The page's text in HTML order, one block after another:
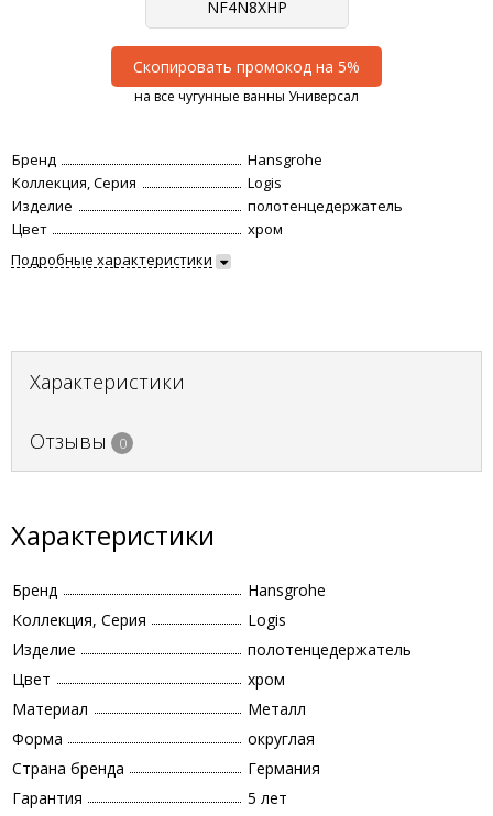
Скопировать промокод на 5%
на все чугунные ванны Универсал
Бренд
Hansgrohe
Коллекция, Серия
Logis
Изделие
полотенцедержатель
Цвет
хром
Подробные характеристики
Характеристики
Отзывы 0
Характеристики
Бренд
Hansgrohe
Коллекция, Серия
Logis
Изделие
полотенцедержатель
Цвет
хром
Материал
Металл
Форма
округлая
Страна бренда
Германия
Гарантия
5 лет